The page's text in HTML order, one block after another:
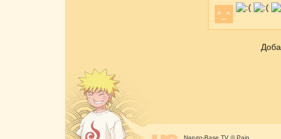
^_^
Naruto-Base.TV © Pain